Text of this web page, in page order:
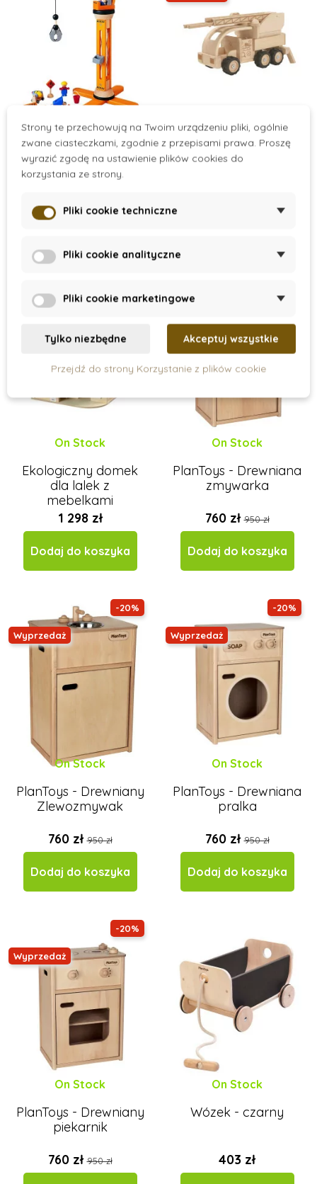
On Stock
Drewniany dźwig
On Stock
Wóz strażacki
(specjalna edycja)
On Stock
Ekologiczny domek
dla lalek z
mebelkami
1 298 zł
Dodaj do koszyka
On Stock
PlanToys - Drewniana
zmywarka
760 zł950 zł
Dodaj do koszyka
-20%
Wyprzedaż
On Stock
PlanToys - Drewniany
Zlewozmywak
760 zł950 zł
Dodaj do koszyka
-20%
Wyprzedaż
On Stock
PlanToys - Drewniana
pralka
760 zł950 zł
Dodaj do koszyka
-20%
Wyprzedaż
On Stock
PlanToys - Drewniany
piekarnik
760 zł950 zł
On Stock
Wózek - czarny
403 zł
Strony te przechowują na Twoim urządzeniu pliki, ogólnie
zwane ciasteczkami, zgodnie z przepisami prawa. Proszę
wyrazić zgodę na ustawienie plików cookies do
korzystania ze strony.
Pliki cookie techniczne
Pliki cookie analityczne
Pliki cookie marketingowe
Tylko niezbędne Akceptuj wszystkie
Przejdź do strony Korzystanie z plików cookie